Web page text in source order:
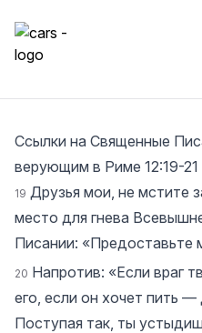
cars
Ссылки на Священные
верующим в Риме 12:19-21
19 Друзья мои, не мстите
место для гнева
Писании: «Предоставьте
20 Напротив: «Если враг
его, если он хочет пить —
Поступая так, ты